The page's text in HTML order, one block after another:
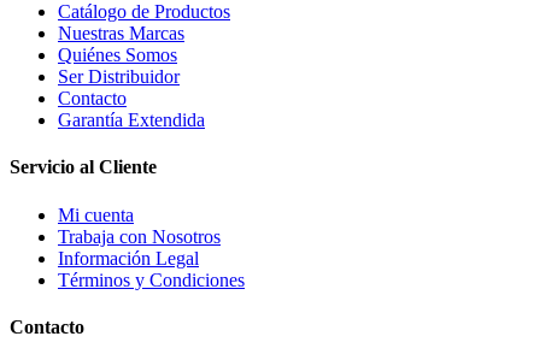
Catálogo de Productos
Nuestras Marcas
Quiénes Somos
Ser Distribuidor
Contacto
Garantía Extendida
Servicio al Cliente
Mi cuenta
Trabaja con Nosotros
Información Legal
Términos y Condiciones
Contacto